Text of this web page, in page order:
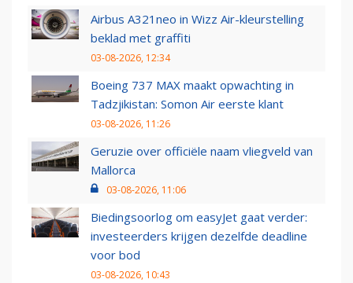
Airbus A321neo in Wizz Air-kleurstelling
beklad met graffiti
03-08-2026, 12:34
Boeing 737 MAX maakt opwachting in
Tadzjikistan: Somon Air eerste klant
03-08-2026, 11:26
Geruzie over officiële naam vliegveld van
Mallorca
03-08-2026, 11:06
Biedingsoorlog om easyJet gaat verder:
investeerders krijgen dezelfde deadline
voor bod
03-08-2026, 10:43